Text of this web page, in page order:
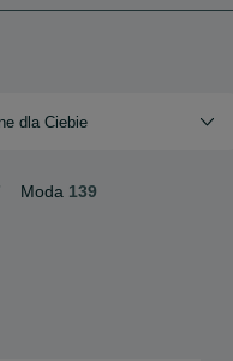
dla Ciebie
Moda 139